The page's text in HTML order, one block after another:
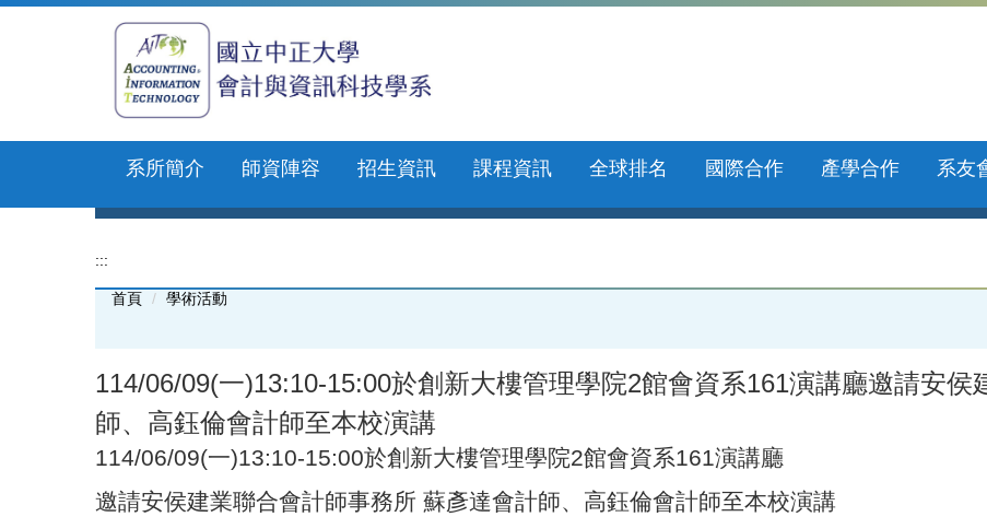
系所簡介 師資陣容 招生資訊 課程資訊 全球排名 國際合作 產學合作 系友
:::
首頁 學術活動
114/06/09(一)13:10-15:00於創新大樓管理學院2館會資系161演講廳邀請安
師、高鈺倫會計師至本校演講
114/06/09(一)13:10-15:00於創新大樓管理學院2館會資系161演講廳
邀請安侯建業聯合會計師事務所 蘇彥達會計師、高鈺倫會計師至本校演講